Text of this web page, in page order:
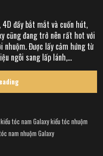
đầy bắt mắt và cuốn hút,
cũng đang trở nên rất hot với
nhuộm. Được lấy cảm hứng từ
ngôi sang lấp lánh,...
kiểu tóc nam Galaxykiểu tóc nhuộm
nam nhuộm Galaxy